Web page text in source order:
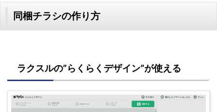
同梱チラシの作り方
ラクスルの”らくらくデザイン”が使える